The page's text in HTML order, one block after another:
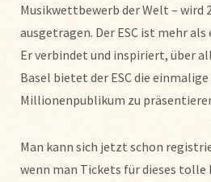
Musikwettbewerb der Welt – wird
ausgetragen. Der ESC ist mehr
Er verbindet und inspiriert, über
Basel bietet der ESC die
Millionenpublikum zu
Man kann sich jetzt schon
wenn man Tickets für dieses tolle